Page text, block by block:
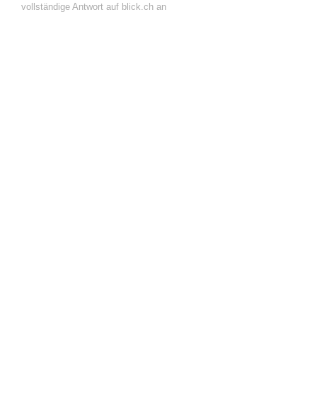
vollständige Antwort auf blick.ch an